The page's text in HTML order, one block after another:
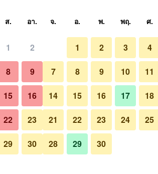
เช็คดีล
เช็คดีล
สระว่ายน้ำ
รูปภาพของ บ่อผุด รีสอร์ท แอนด์ สปา
ส. อา.
1 2
8 9
15 16
22 23
29 30
จ. อ. พ. พฤ. ศ.
1 2 3 4
7 8 9 10 11
14 15 16 17 18
21 22 23 24 25
28 29 30